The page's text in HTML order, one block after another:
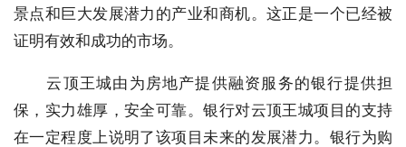
景点和巨大发展潜力的产业和商机。这正是一个已经被
证明有效和成功的市场。
云顶王城由为房地产提供融资服务的银行提供担
保，实力雄厚，安全可靠。银行对云顶王城项目的支持
在一定程度上说明了该项目未来的发展潜力。银行为购